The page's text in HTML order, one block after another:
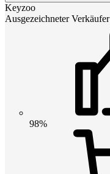
Keyzoo
Ausgezeichneter Verkäufer
98%